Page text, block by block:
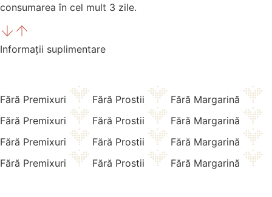
consumarea în cel mult 3 zile.
Informații suplimentare
Fără Premixuri Fără Prostii
Fără Margarină
Fără Premixuri
Fără Prostii
Fără Margarină
Fără Premixuri
Fără Prostii
Fără Margarină
Fără Premixuri
Fără Prostii Fără Margarină